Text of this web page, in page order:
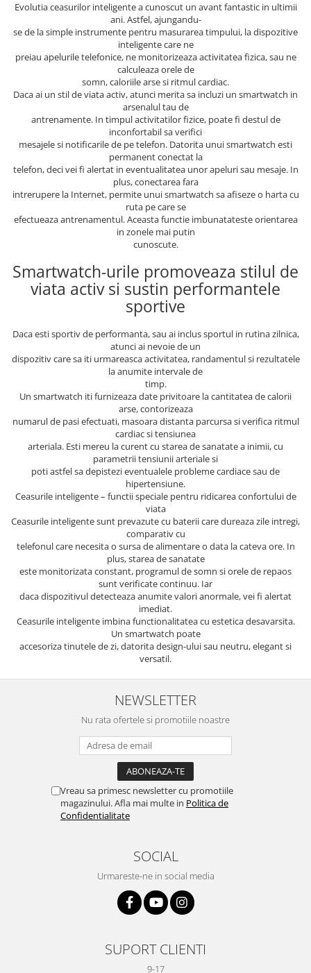
Evolutia ceasurilor inteligente a cunoscut un avant fantastic in ultimii
ani. Astfel, ajungandu-
se de la simple instrumente pentru masurarea timpului, la dispozitive
inteligente care ne
preiau apelurile telefonice, ne monitorizeaza activitatea fizica, sau ne
calculeaza orele de
somn, caloriile arse si ritmul cardiac.
Daca ai un stil de viata activ, atunci merita sa incluzi un smartwatch in
arsenalul tau de
antrenamente. In timpul activitatilor fizice, poate fi destul de
inconfortabil sa verifici
mesajele si notificarile de pe telefon. Datorita unui smartwatch esti
permanent conectat la
telefon, deci vei fi alertat in eventualitatea unor apeluri sau mesaje. In
plus, conectarea fara
intrerupere la Internet, permite unui smartwatch sa afiseze o harta cu
ruta pe care se
efectueaza antrenamentul. Aceasta functie imbunatateste orientarea
in zonele mai putin
cunoscute.
Smartwatch-urile promoveaza stilul de
viata activ si sustin performantele
sportive
Daca esti sportiv de performanta, sau ai inclus sportul in rutina zilnica,
atunci ai nevoie de un
dispozitiv care sa iti urmareasca activitatea, randamentul si rezultatele
la anumite intervale de
timp.
Un smartwatch iti furnizeaza date privitoare la cantitatea de calorii
arse, contorizeaza
numarul de pasi efectuati, masoara distanta parcursa si verifica ritmul
cardiac si tensiunea
arteriala. Esti mereu la curent cu starea de sanatate a inimii, cu
parametrii tensiunii arteriale si
poti astfel sa depistezi eventualele probleme cardiace sau de
hipertensiune.
Ceasurile inteligente – functii speciale pentru ridicarea confortului de
viata
Ceasurile inteligente sunt prevazute cu baterii care dureaza zile intregi,
comparativ cu
telefonul care necesita o sursa de alimentare o data la cateva ore. In
plus, starea de sanatate
este monitorizata constant, programul de somn si orele de repaos
sunt verificate continuu. Iar
daca dispozitivul detecteaza anumite valori anormale, vei fi alertat
imediat.
Ceasurile inteligente imbina functionalitatea cu estetica desavarsita.
Un smartwatch poate
accesoriza tinutele de zi, datorita design-ului sau neutru, elegant si
versatil.
NEWSLETTER
Nu rata ofertele si promotiile noastre
Vreau sa primesc newsletter cu promotiile
magazinului. Afla mai multe in Politica de
Confidentialitate
SOCIAL
Urmareste-ne in social media
SUPORT CLIENTI
9-17